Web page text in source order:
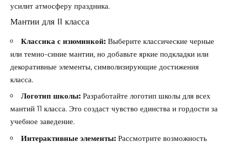
усилит атмосферу праздника.
Мантии для 11 класса
Классика с изюминкой: Выберите классические черные
или темно-синие мантии, но добавьте яркие подкладки или
декоративные элементы, символизирующие достижения
класса.
Логотип школы: Разработайте логотип школы для всех
мантий 11 класса. Это создаст чувство единства и гордости за
учебное заведение.
Интерактивные элементы: Рассмотрите возможность